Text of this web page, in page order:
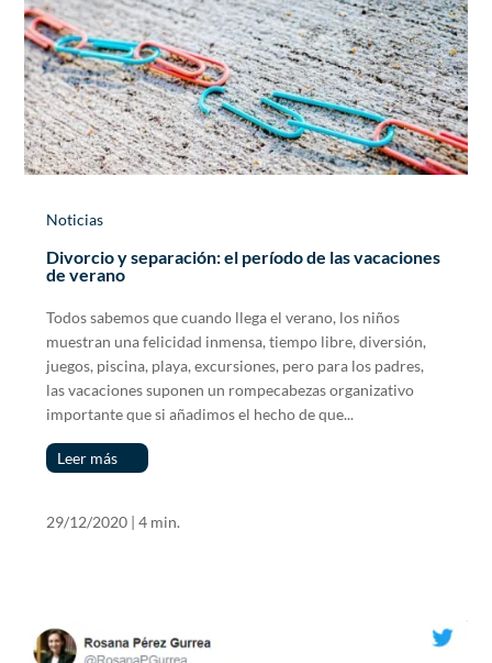
Noticias
Divorcio y separación: el período de las vacaciones
de verano
Todos sabemos que cuando llega el verano, los niños
muestran una felicidad inmensa, tiempo libre, diversión,
juegos, piscina, playa, excursiones, pero para los padres,
las vacaciones suponen un rompecabezas organizativo
importante que si añadimos el hecho de que...
Leer más
29/12/2020 |4 min.